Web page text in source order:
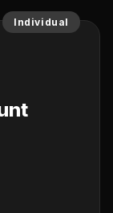
Individual